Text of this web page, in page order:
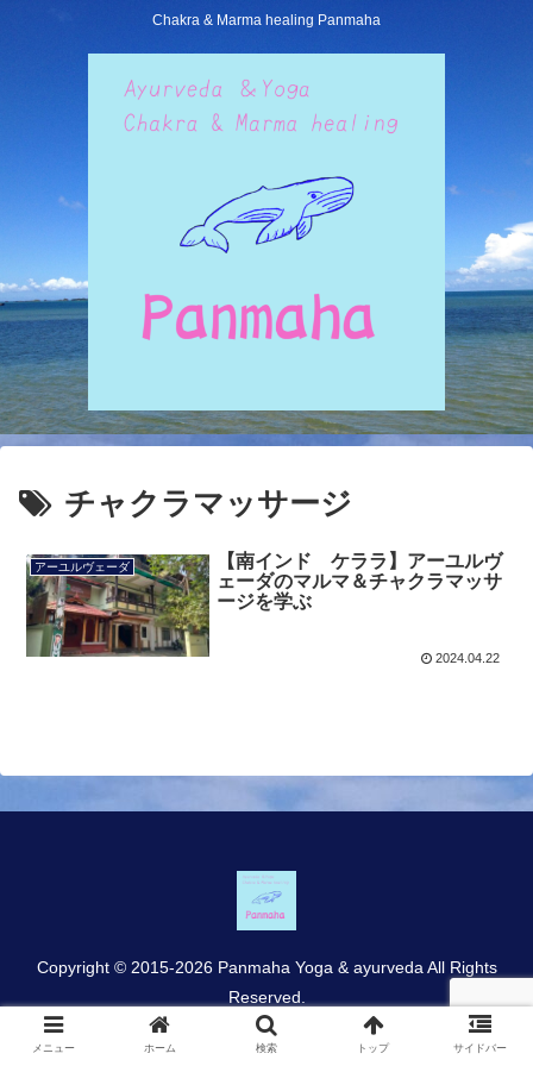
Chakra & Marma healing Panmaha
チャクラマッサージ
アーユルヴェーダ
【南インド ケララ】アーユルヴ
ェーダのマルマ＆チャクラマッサ
ージを学ぶ
2024.04.22
Copyright © 2015-2026 Panmaha Yoga & ayurveda All Rights
Reserved.
メニュー ホーム 検索 トップ サイドバー